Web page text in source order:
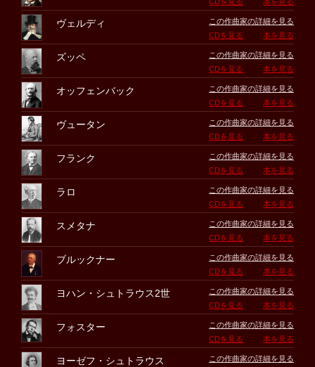
ヴェルディ
この作曲家の詳細を見る
CDを見る
本を見る
ズッペ
この作曲家の詳細を見る
CDを見る
本を見る
オッフェンバック
この作曲家の詳細を見る
CDを見る
本を見る
ヴュータン
この作曲家の詳細を見る
CDを見る
本を見る
フランク
この作曲家の詳細を見る
CDを見る
本を見る
ラロ
この作曲家の詳細を見る
CDを見る
本を見る
スメタナ
この作曲家の詳細を見る
CDを見る
本を見る
ブルックナー
この作曲家の詳細を見る
CDを見る
本を見る
ヨハン・シュトラウス2世
この作曲家の詳細を見る
CDを見る
本を見る
フォスター
この作曲家の詳細を見る
CDを見る
本を見る
ヨーゼフ・シュトラウス
この作曲家の詳細を見る